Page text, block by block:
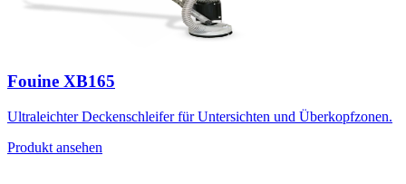
Fouine XB165
Ultraleichter Deckenschleifer für Untersichten und Überkopfzonen.
Produkt ansehen